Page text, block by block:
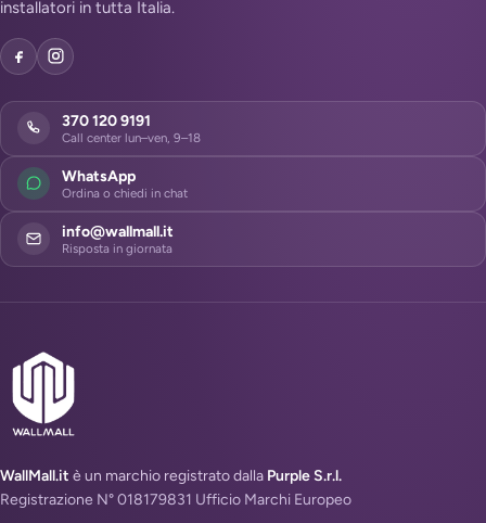
installatori in tutta Italia.
370 120 9191
Call center lun–ven, 9–18
WhatsApp
Ordina o chiedi in chat
info@wallmall.it
Risposta in giornata
WallMall.it è un marchio registrato dalla Purple S.r.l.
Registrazione N° 018179831 Ufficio Marchi Europeo